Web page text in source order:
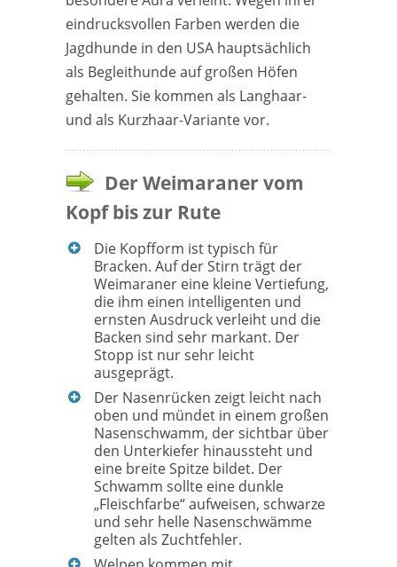
eindrucksvollen Farben werden die
Jagdhunde in den USA hauptsächlich
als Begleithunde auf großen Höfen
gehalten. Sie kommen als Langhaar-
und als Kurzhaar-Variante vor.
Der Weimaraner vom
Kopf bis zur Rute
Die Kopfform ist typisch für
Bracken. Auf der Stirn trägt der
Weimaraner eine kleine Vertiefung,
die ihm einen intelligenten und
ernsten Ausdruck verleiht und die
Backen sind sehr markant. Der
Stopp ist nur sehr leicht
ausgeprägt.
Der Nasenrücken zeigt leicht nach
oben und mündet in einem großen
Nasenschwamm, der sichtbar über
den Unterkiefer hinaussteht und
eine breite Spitze bildet. Der
Schwamm sollte eine dunkle
„Fleischfarbe“ aufweisen, schwarze
und sehr helle Nasenschwämme
gelten als Zuchtfehler.